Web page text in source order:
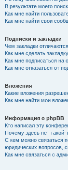
В результате моего
Как мне найти
Как мне найти свои
Подписки и закладки
Чем закладки
Как мне сделать
Как мне подписаться
Как мне отказаться от
Вложения
Какие вложения
Как мне найти мои
Информация о phpBB
Кто написал эту
Почему здесь нет такой-
С кем можно связаться
юридических вопросов,
Как мне связаться с